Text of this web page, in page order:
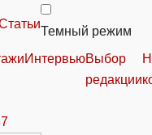
Темный режим
ИнтервьюВыбор
редакции